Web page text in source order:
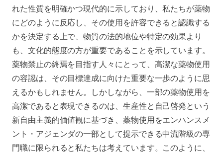
れた性質を明確かつ現代的に示しており、私たちが薬物
にどのように反応し、その使用を許容できると認識する
かを決定する上で、物質の法的地位や特定の効果より
も、文化的態度の方が重要であることを示しています。
薬物禁止の終焉を目指す人々にとって、高潔な薬物使用
の容認は、その目標達成に向けた重要な一歩のように思
えるかもしれません。しかしながら、一部の薬物使用を
高潔であると表現できるのは、生産性と自己啓発という
新自由主義的価値観に基づき、薬物使用をエンハンスメ
ント・アジェンダの一部として提示できる中流階級の専
門職に限られると私たちは考えています。このように、